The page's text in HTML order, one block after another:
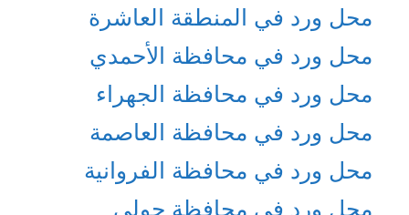
محل ورد في المنطقة العاشرة
محل ورد في محافظة الأحمدي
محل ورد في محافظة الجهراء
محل ورد في محافظة العاصمة
محل ورد في محافظة الفروانية
محل ورد في محافظة حولي